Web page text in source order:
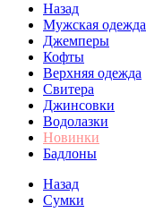
Назад
Мужская одежда
Джемперы
Кофты
Верхняя одежда
Свитера
Джинсовки
Водолазки
Новинки
Бадлоны
Назад
Сумки